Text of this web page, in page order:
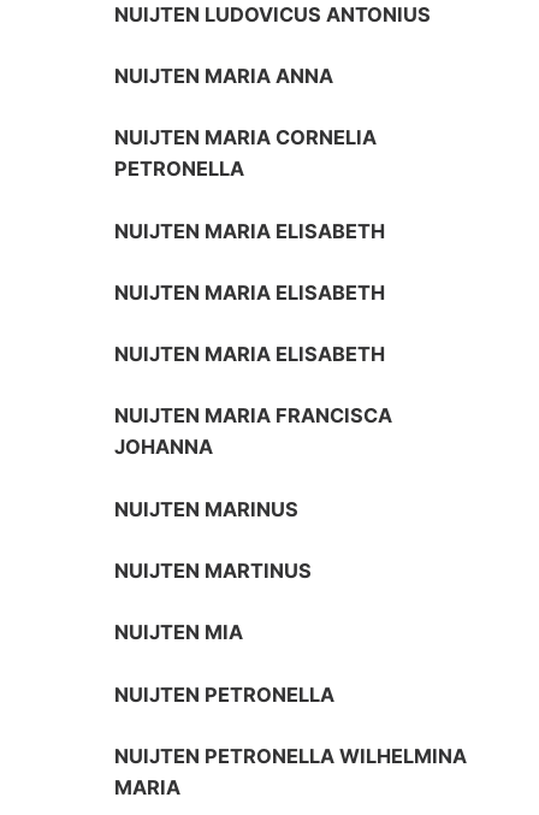
NUIJTEN LUDOVICUS ANTONIUS
NUIJTEN MARIA ANNA
NUIJTEN MARIA CORNELIA
PETRONELLA
NUIJTEN MARIA ELISABETH
NUIJTEN MARIA ELISABETH
NUIJTEN MARIA ELISABETH
NUIJTEN MARIA FRANCISCA
JOHANNA
NUIJTEN MARINUS
NUIJTEN MARTINUS
NUIJTEN MIA
NUIJTEN PETRONELLA
NUIJTEN PETRONELLA WILHELMINA
MARIA